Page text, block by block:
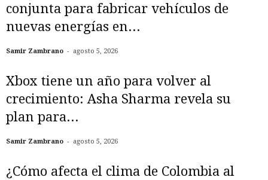
conjunta para fabricar vehículos de
nuevas energías en...
Samir Zambrano - agosto 5, 2026
Xbox tiene un año para volver al
crecimiento: Asha Sharma revela su
plan para...
Samir Zambrano - agosto 5, 2026
¿Cómo afecta el clima de Colombia al